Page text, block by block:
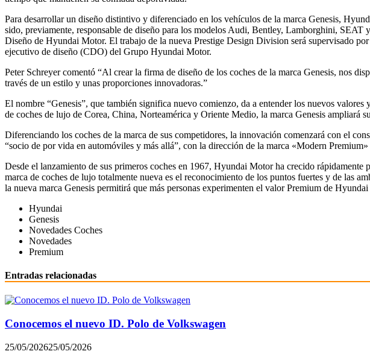
Para desarrollar un diseño distintivo y diferenciado en los vehículos de la marca Genesis,
sido, previamente, responsable de diseño para los modelos Audi, Bentley, Lamborghini,
Diseño de Hyundai Motor. El trabajo de la nueva Prestige Design Division será supervisado
ejecutivo de diseño (CDO) del Grupo Hyundai Motor.
Peter Schreyer comentó “Al crear la firma de diseño de los coches de la marca Genesis, nos
través de un estilo y unas proporciones innovadoras.”
El nombre “Genesis”, que también significa nuevo comienzo, da a entender los nuevos
de coches de lujo de Corea, China, Norteamérica y Oriente Medio, la marca Genesis ampliará
Diferenciando los coches de la marca de sus competidores, la innovación comenzará con el
“socio de por vida en automóviles y más allá”, con la dirección de la marca «Modern
Desde el lanzamiento de sus primeros coches en 1967, Hyundai Motor ha crecido
marca de coches de lujo totalmente nueva es el reconocimiento de los puntos fuertes y de las
la nueva marca Genesis permitirá que más personas experimenten el valor Premium de
Hyundai
Genesis
Novedades Coches
Novedades
Premium
Entradas relacionadas
Conocemos el nuevo ID. Polo de Volkswagen
25/05/202625/05/2026